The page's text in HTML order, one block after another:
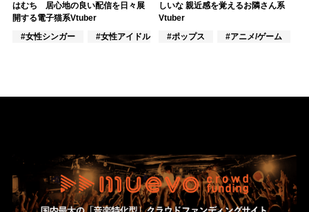
はむち 居心地の良い配信を日々展
開する電子猫系Vtuber
#女性シンガー
#女性アイドル #VTuber/VSinger
しいな 親近感を覚えるお隣さん系
Vtuber
#ポップス
#アニメ/ゲーム